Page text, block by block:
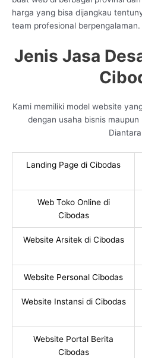
harga yang bisa dijangkau
team profesional berpengalaman.
Jenis Jasa
Kami memiliki model website
dengan usaha bisnis
Landing Page di Cibodas
Web Toko Online di
Cibodas
Website Arsitek di Cibodas
Website Personal Cibodas
Website Instansi di Cibodas
Website Portal Berita
Cibodas